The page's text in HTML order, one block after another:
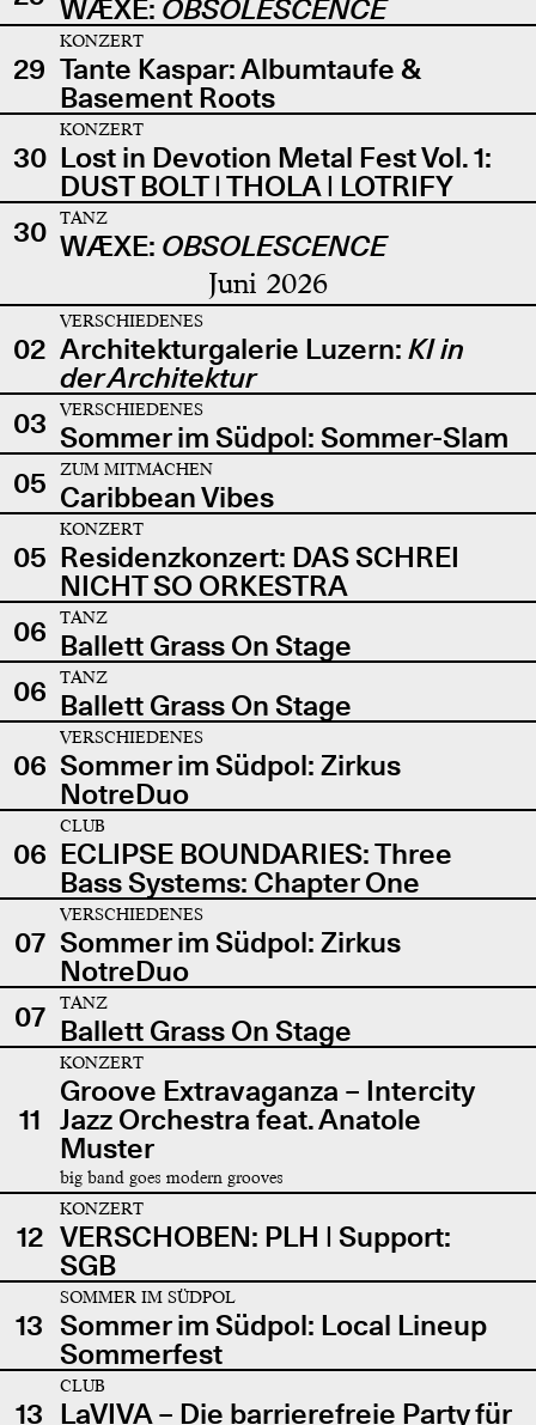
WÆXE: OBSOLESCENCE
29
KONZERT
Tante Kaspar: Albumtaufe &
Basement Roots
30
KONZERT
Lost in Devotion Metal Fest Vol. 1:
DUST BOLT | THOLA | LOTRIFY
30
TANZ
WÆXE: OBSOLESCENCE
Juni 2026
02
VERSCHIEDENES
Architekturgalerie Luzern: KI in
der Architektur
03
VERSCHIEDENES
Sommer im Südpol: Sommer-Slam
05
ZUM MITMACHEN
Caribbean Vibes
05
KONZERT
Residenzkonzert: DAS SCHREI
NICHT SO ORKESTRA
06
TANZ
Ballett Grass On Stage
06
TANZ
Ballett Grass On Stage
06
VERSCHIEDENES
Sommer im Südpol: Zirkus
NotreDuo
06
CLUB
ECLIPSE BOUNDARIES: Three
Bass Systems: Chapter One
07
VERSCHIEDENES
Sommer im Südpol: Zirkus
NotreDuo
07
TANZ
Ballett Grass On Stage
11
KONZERT
Groove Extravaganza – Intercity
Jazz Orchestra feat. Anatole
Muster
big band goes modern grooves
12
KONZERT
VERSCHOBEN: PLH | Support:
SGB
13
SOMMER IM SÜDPOL
Sommer im Südpol: Local Lineup
Sommerfest
13
CLUB
LaVIVA – Die barrierefreie Party für